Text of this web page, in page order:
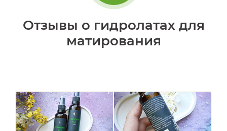
Отзывы о гидролатах для
матирования